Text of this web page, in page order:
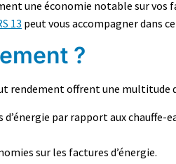
une économie notable sur vos
13 peut vous accompagner dans
?
rendement offrent une multitude
par rapport aux chauffe-
sur les factures d’énergie.